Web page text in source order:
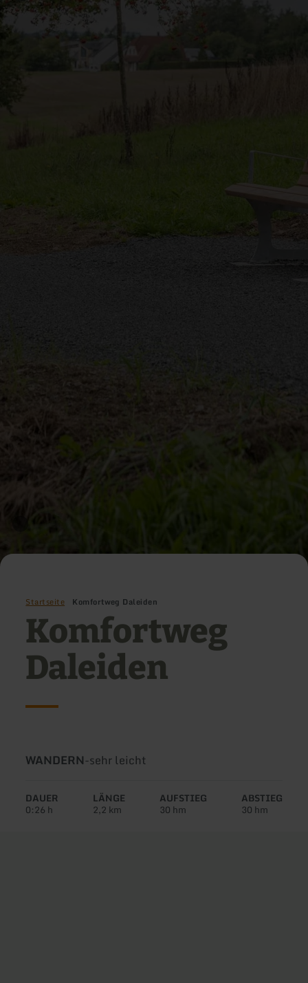
Startseite Komfortweg Daleiden
Komfortweg
Daleiden
Art
Tour:
WANDERN-Schwierigkeit:
sehr leicht
DAUER
0:26 h
LÄNGE
2,2 km
AUFSTIEG
30 hm
ABSTIEG
30 hm